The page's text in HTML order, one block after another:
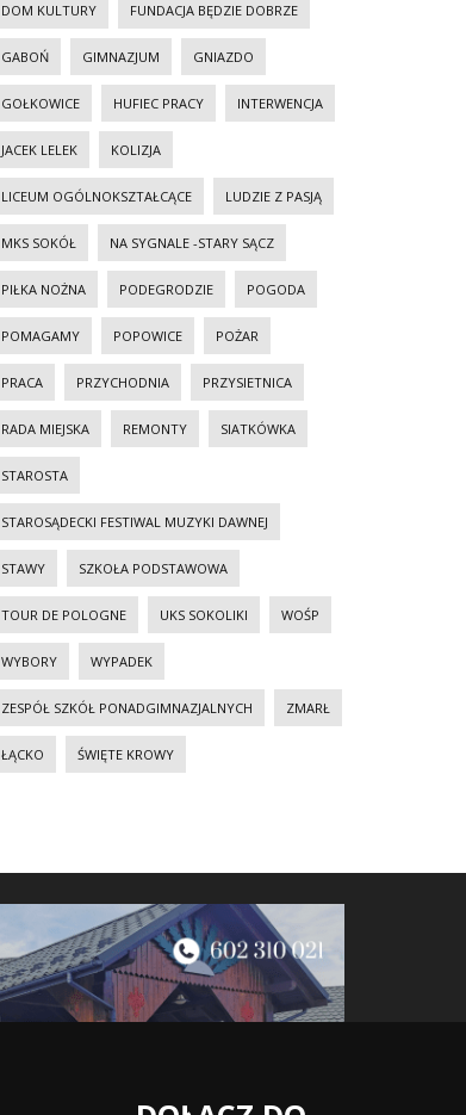
DOM KULTURY FUNDACJA BĘDZIE DOBRZE
GABOŃ GIMNAZJUM GNIAZDO
GOŁKOWICE HUFIEC PRACY INTERWENCJA
JACEK LELEK KOLIZJA
LICEUM OGÓLNOKSZTAŁCĄCE LUDZIE Z PASJĄ
MKS SOKÓŁ NA SYGNALE -STARY SĄCZ
PIŁKA NOŻNA PODEGRODZIE POGODA
POMAGAMY POPOWICE POŻAR
PRACA PRZYCHODNIA PRZYSIETNICA
RADA MIEJSKA REMONTY SIATKÓWKA
STAROSTA
STAROSĄDECKI FESTIWAL MUZYKI DAWNEJ
STAWY SZKOŁA PODSTAWOWA
TOUR DE POLOGNE UKS SOKOLIKI WOŚP
WYBORY WYPADEK
ZESPÓŁ SZKÓŁ PONADGIMNAZJALNYCH ZMARŁ
ŁĄCKO ŚWIĘTE KROWY